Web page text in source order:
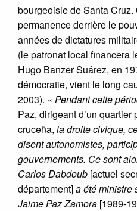
bourgeoisie de Santa Cruz.
permanence derrière le
années de dictatures
(le patronat local financera
Hugo Banzer Suárez, en
démocratie, vient le long
2003). « Pendant cette
Paz, dirigeant d’un
cruceña, la droite civique,
disent autonomistes,
gouvernements. Ce sont
Carlos Dabdoub [actuel
département]a été ministre
Jaime Paz Zamora [1989-